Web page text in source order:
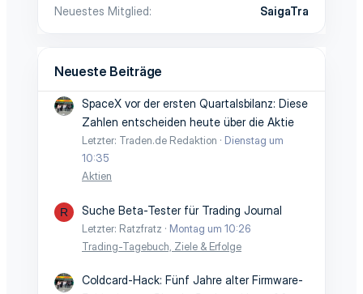
Neuestes Mitglied
SaigaTra
Neueste Beiträge
SpaceX vor der ersten Quartalsbilanz: Diese
Zahlen entscheiden heute über die Aktie
Letzter: Traden.de Redaktion
Dienstag um
10:35
Aktien
R Suche Beta-Tester für Trading Journal
Letzter: Ratzfratz
Montag um 10:26
Trading-Tagebuch, Ziele & Erfolge
Coldcard-Hack: Fünf Jahre alter Firmware-